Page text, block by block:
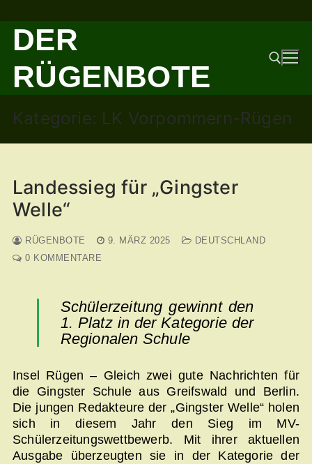
Zum
Inhalt
springen
DER
RÜGENBOTE
Suchen nach:
Kategorie: LK Vorpommern-Rügen
Landessieg für „Gingster
Welle“
RÜGENBOTE 9. MÄRZ 2025
DEUTSCHLAND
0 KOMMENTARE
Schülerzeitung gewinnt den
1. Platz in der Kategorie der
Regionalen Schule
Insel Rügen – Gleich zwei gute Nachrichten für
die Gingster Schule aus Greifswald und Berlin.
Die jungen Redakteure der „Gingster Welle“ holen
sich in diesem Jahr den Sieg im MV-
Schülerzeitungswettbewerb. Mit ihrer aktuellen
Ausgabe überzeugten sie in der Kategorie der